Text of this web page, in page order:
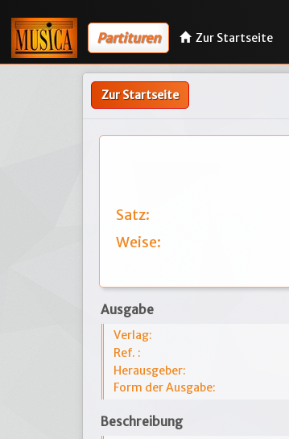
Partituren Zur Startseite
Zur Startseite
Satz:
Weise:
Ausgabe
Verlag:
Ref. :
Herausgeber:
Form der Ausgabe:
Beschreibung